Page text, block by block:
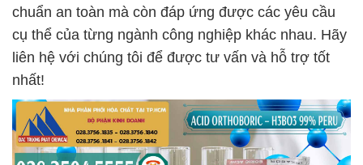
chuẩn an toàn mà còn đáp ứng được các yêu cầu
cụ thể của từng ngành công nghiệp khác nhau. Hãy
liên hệ với chúng tôi để được tư vấn và hỗ trợ tốt
nhất!